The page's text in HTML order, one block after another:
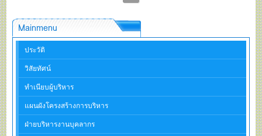
Mainmenu
ประวัติ
วิสัยทัศน์
ทำเนียบผู้บริหาร
แผนผังโครงสร้างการบริหาร
ฝ่ายบริหารงานบุคลากร